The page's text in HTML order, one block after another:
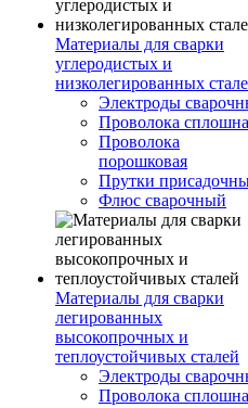
Материалы для сварки
углеродистых и
низколегированных
Электроды
Проволока
Проволока
порошковая
Прутки
Флюс сварочный
Материалы для сварки
легированных
высокопрочных и
теплоустойчивых сталей
Электроды
Проволока